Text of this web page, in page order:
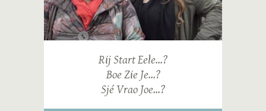
Rij Start Eele...?
Boe Zie Je...?
Sjé Vrao Joe...?